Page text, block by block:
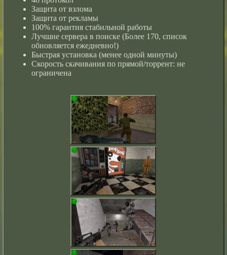
Защита от взлома
Защита от рекламы
100% гарантия стабильной работы
Лучшие сервера в поиске (Более 170, список
обновляется ежедневно!)
Быстрая установка (менее одной минуты)
Скорость скачивания по прямой/торрент: не
ограничена